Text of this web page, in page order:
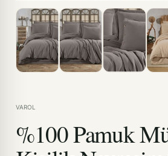
VAROL
%100 Pamuk